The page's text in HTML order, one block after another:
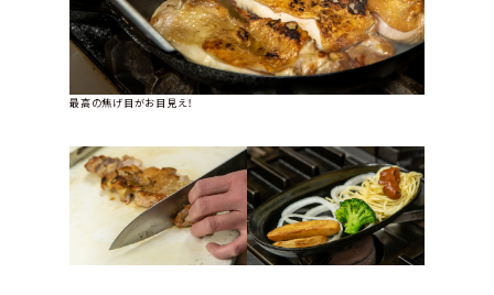
最高の焦げ目がお目見え！